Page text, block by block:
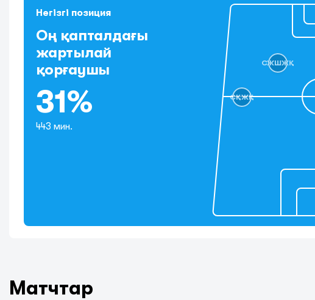
Негізгі позиция
Оң қапталдағы
жартылай
қорғаушы
31%
443 мин.
СЖШЖҚ
СҚЖҚ
Матчтар